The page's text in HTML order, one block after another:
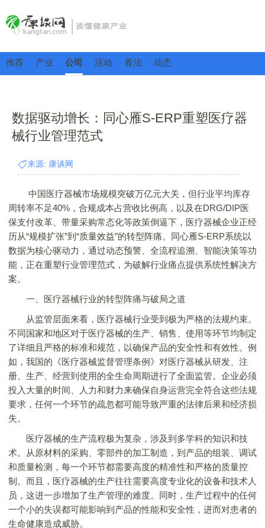
推荐 产业 公司 活动 看法 动态
数据驱动增长：同心雁S-ERP重塑医疗器
械行业管理范式
来源: 康谈网
中国医疗器械市场规模突破万亿元大关，但行业平均库存
周转率不足40%，合规成本占营收比例高，以及在DRG/DIP医
保支付改革、带量采购常态化等政策倒逼下，医疗器械企业正经
历从“规模扩张”到“质量效益”的转型阵痛。同心雁S-ERP系统以
数据为核心驱动力，通过动态预警、全流程追溯、智能决策等功
能，正在重塑行业管理范式，为破解行业痛点提供系统性解决方
案。
一、医疗器械行业的转型阵痛与破局之道
从监管层面来看，医疗器械行业受到极为严格的法规约束。
不同国家和地区对于医疗器械的生产、销售、使用等环节均制定
了详细且严格的标准和规范，以确保产品的安全性和有效性。例
如，我国的《医疗器械监督管理条例》对医疗器械从研发、注
册、生产、经营到使用的全生命周期进行了全面监管。企业必须
投入大量的时间、人力和财力来确保自身运营完全符合这些法规
要求，任何一个环节的疏忽都可能导致严重的法律后果和经济损
失。
医疗器械的生产流程极为复杂，涉及到多学科的知识和技
术。从原材料的采购、零部件的加工制造，到产品的组装、调试
和质量检测，每一个环节都需要高度的精准性和严格的质量控
制。而且，医疗器械的生产往往需要高度专业化的设备和技术人
员，这进一步增加了生产管理的难度。同时，生产过程中的任何
一个小的失误都可能影响到产品的性能和安全性，进而对患者的
生命健康造成威胁。